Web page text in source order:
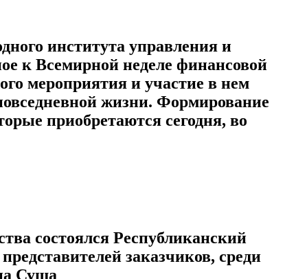
института управления и
к Всемирной неделе финансовой
мероприятия и участие в нем
жизни. Формирование
приобретаются сегодня, во
состоялся Республиканский
заказчиков, среди
Суша